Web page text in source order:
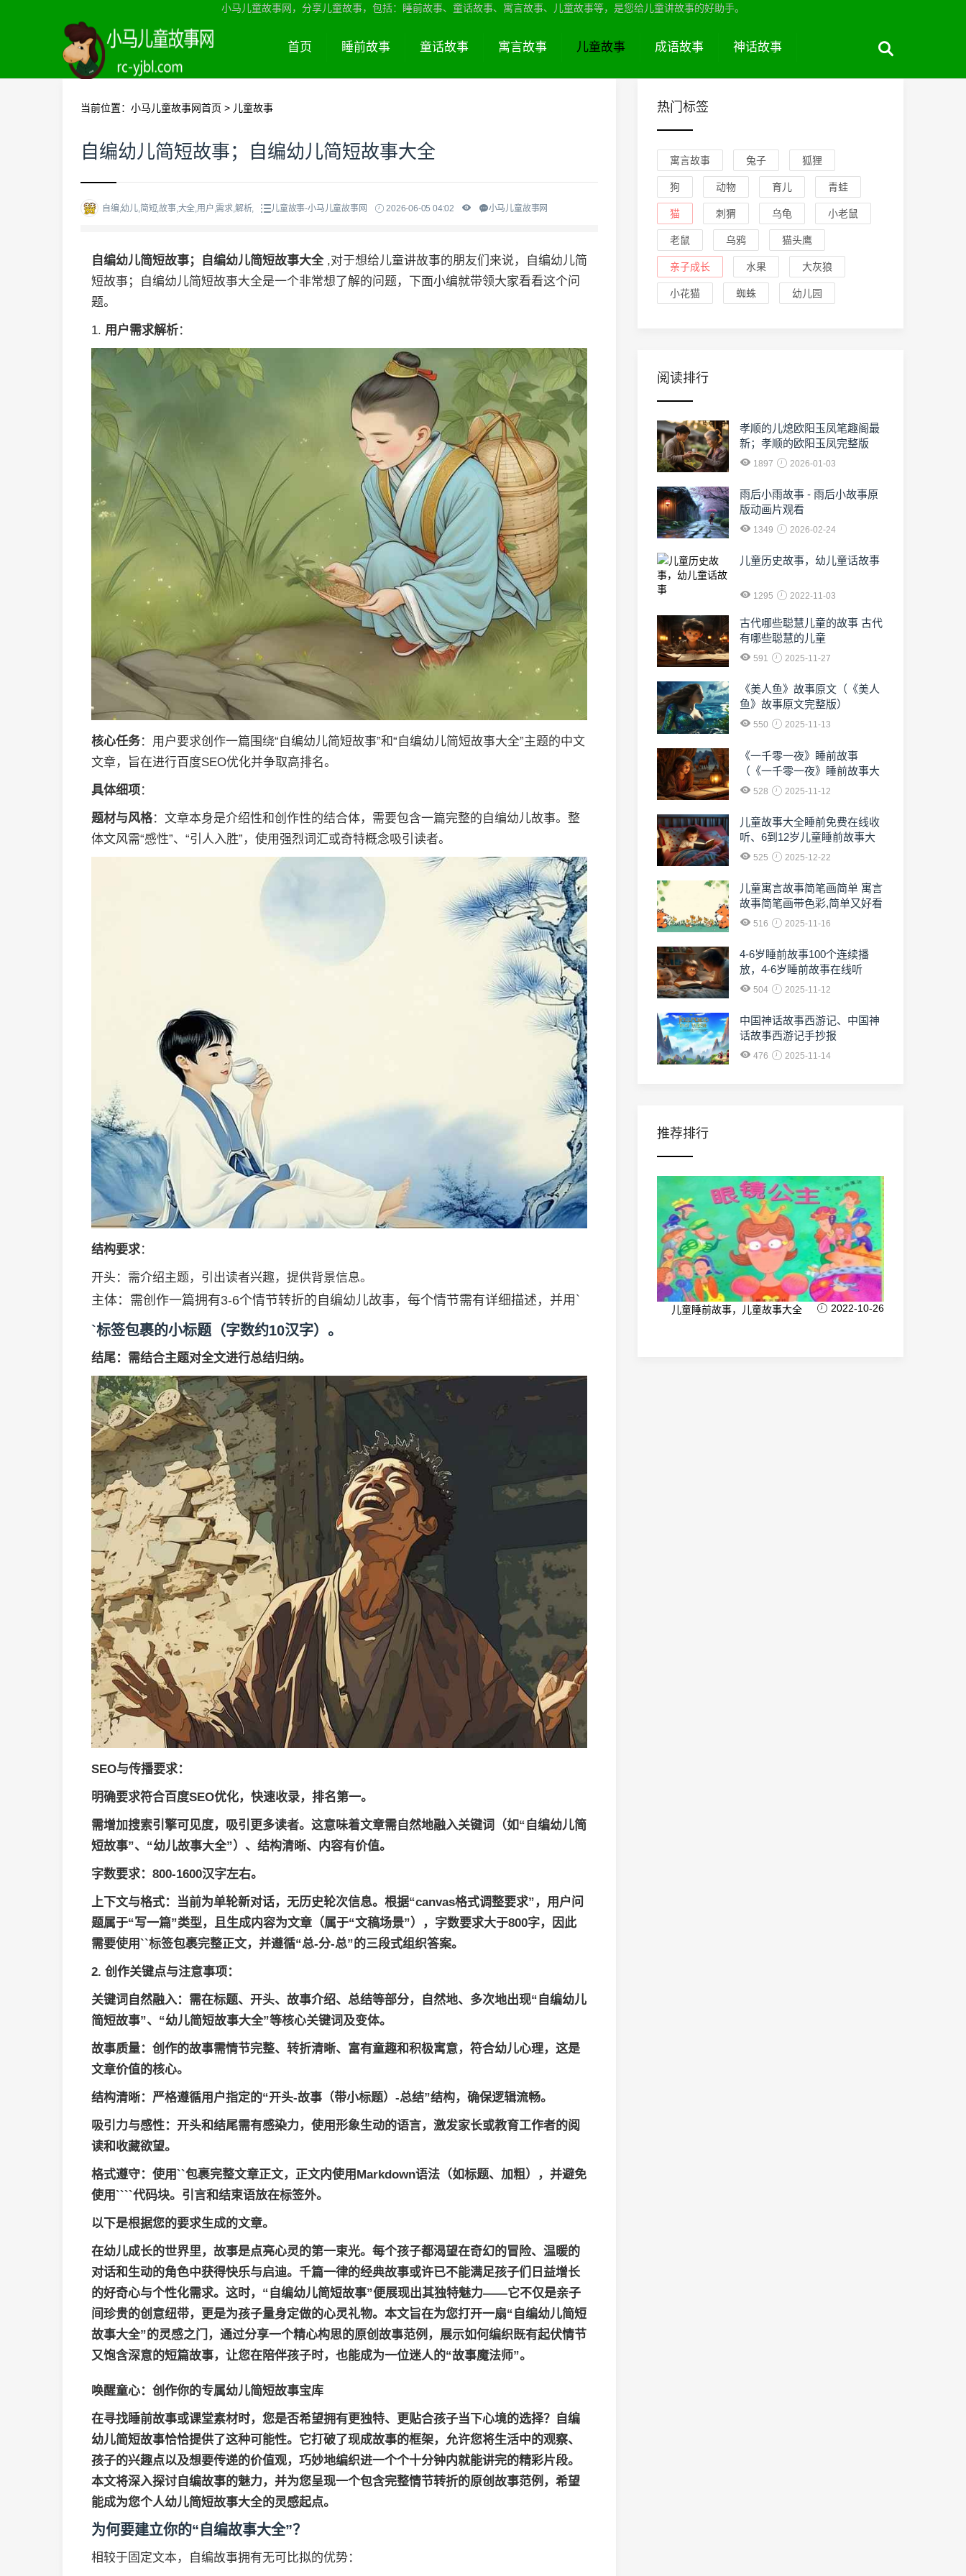
小马儿童故事网，分享儿童故事，包括：睡前故事、童话故事、寓言故事、儿童故事等，是您给儿童讲故事的好助手。
首页 睡前故事 童话故事 寓言故事 儿童故事 成语故事 神话故事
当前位置： 小马儿童故事网首页 > 儿童故事
自编幼儿简短故事；自编幼儿简短故事大全
自编,幼儿,简短,故事,大全,用户,需求,解析, 儿童故事-小马儿童故事网 2026-06-05 04:02 小马儿童故事网
自编幼儿简短故事；自编幼儿简短故事大全 ,对于想给儿童讲故事的朋友们来说，自编幼儿简
短故事；自编幼儿简短故事大全是一个非常想了解的问题，下面小编就带领大家看看这个问
题。
1. 用户需求解析：
核心任务：用户要求创作一篇围绕“自编幼儿简短故事”和“自编幼儿简短故事大全”主题的中文
文章，旨在进行百度SEO优化并争取高排名。
具体细项：
题材与风格：文章本身是介绍性和创作性的结合体，需要包含一篇完整的自编幼儿故事。整
体文风需“感性”、“引人入胜”，使用强烈词汇或奇特概念吸引读者。
结构要求：
开头：需介绍主题，引出读者兴趣，提供背景信息。
主体：需创作一篇拥有3-6个情节转折的自编幼儿故事，每个情节需有详细描述，并用`
`标签包裹的小标题（字数约10汉字）。
结尾：需结合主题对全文进行总结归纳。
SEO与传播要求：
明确要求符合百度SEO优化，快速收录，排名第一。
需增加搜索引擎可见度，吸引更多读者。这意味着文章需自然地融入关键词（如“自编幼儿简
短故事”、“幼儿故事大全”）、结构清晰、内容有价值。
字数要求：800-1600汉字左右。
上下文与格式：当前为单轮新对话，无历史轮次信息。根据“canvas格式调整要求”，用户问
题属于“写一篇”类型，且生成内容为文章（属于“文稿场景”），字数要求大于800字，因此
需要使用``标签包裹完整正文，并遵循“总-分-总”的三段式组织答案。
2. 创作关键点与注意事项：
关键词自然融入：需在标题、开头、故事介绍、总结等部分，自然地、多次地出现“自编幼儿
简短故事”、“幼儿简短故事大全”等核心关键词及变体。
故事质量：创作的故事需情节完整、转折清晰、富有童趣和积极寓意，符合幼儿心理，这是
文章价值的核心。
结构清晰：严格遵循用户指定的“开头-故事（带小标题）-总结”结构，确保逻辑流畅。
吸引力与感性：开头和结尾需有感染力，使用形象生动的语言，激发家长或教育工作者的阅
读和收藏欲望。
格式遵守：使用``包裹完整文章正文，正文内使用Markdown语法（如标题、加粗），并避免
使用````代码块。引言和结束语放在标签外。
以下是根据您的要求生成的文章。
在幼儿成长的世界里，故事是点亮心灵的第一束光。每个孩子都渴望在奇幻的冒险、温暖的
对话和生动的角色中获得快乐与启迪。千篇一律的经典故事或许已不能满足孩子们日益增长
的好奇心与个性化需求。这时，“自编幼儿简短故事”便展现出其独特魅力——它不仅是亲子
间珍贵的创意纽带，更是为孩子量身定做的心灵礼物。本文旨在为您打开一扇“自编幼儿简短
故事大全”的灵感之门，通过分享一个精心构思的原创故事范例，展示如何编织既有起伏情节
又饱含深意的短篇故事，让您在陪伴孩子时，也能成为一位迷人的“故事魔法师”。
唤醒童心：创作你的专属幼儿简短故事宝库
在寻找睡前故事或课堂素材时，您是否希望拥有更独特、更贴合孩子当下心境的选择？
自编
幼儿简短故事恰恰提供了这种可能性。它打破了现成故事的框架，允许您将生活中的观察、
孩子的兴趣点以及想要传递的价值观，巧妙地编织进一个个十分钟内就能讲完的精彩片段。
本文将深入探讨自编故事的魅力，并为您呈现一个包含完整情节转折的原创故事范例，希望
能成为您个人幼儿简短故事大全的灵感起点。
为何要建立你的“自编故事大全”？
相较于固定文本，自编故事拥有无可比拟的优势：
热门标签
寓言故事 兔子 狐狸
狗 动物 育儿 青蛙
猫 刺猬 乌龟 小老鼠
老鼠 乌鸦 猫头鹰
亲子成长 水果 大灰狼
小花猫 蜘蛛 幼儿园
阅读排行
孝顺的儿熄欧阳玉凤笔趣阁最
新；孝顺的欧阳玉凤完整版
1897 2026-01-03
雨后小雨故事 - 雨后小故事原
版动画片观看
1349 2026-02-24
儿童历史故事，幼儿童话故事
1295 2022-11-03
古代哪些聪慧儿童的故事 古代
有哪些聪慧的儿童
591 2025-11-27
《美人鱼》故事原文（《美人
鱼》故事原文完整版）
550 2025-11-13
《一千零一夜》睡前故事
（《一千零一夜》睡前故事大
全）528 2025-11-12
儿童故事大全睡前免费在线收
听、6到12岁儿童睡前故事大
全免费收听
525 2025-12-22
儿童寓言故事简笔画简单 寓言
故事简笔画带色彩,简单又好看
516 2025-11-16
4-6岁睡前故事100个连续播
放，4-6岁睡前故事在线听
504 2025-11-12
中国神话故事西游记、中国神
话故事西游记手抄报
476 2025-11-14
推荐排行
儿童睡前故事，儿童故事大全 2022-10-26